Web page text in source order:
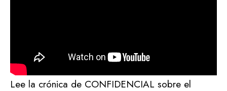
Lee la crónica de CONFIDENCIAL sobre el